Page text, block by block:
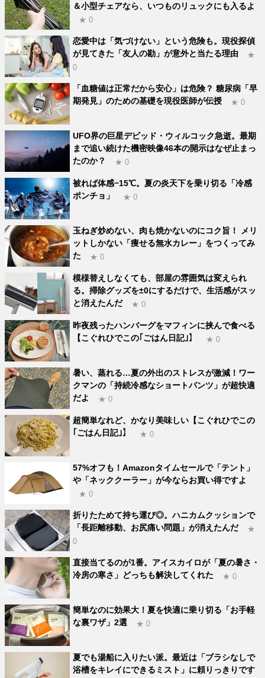
＆小型チェアなら、いつものリュックにも入るよ
★ 0
恋愛中は「気づけない」という危険も。現役探偵
が見てきた「友人の勘」が意外と当たる理由
★
0
「血糖値は正常だから安心」は危険？ 糖尿病「早
期発見」のための基礎を現役医師が伝授
★ 0
UFO界の巨星デビッド・ウィルコック急逝。最期
まで追い続けた機密映像46本の開示はなぜ止まっ
たのか？
★ 0
被れば体感−15℃。夏の炎天下を乗り切る「冷感
ポンチョ」
★ 0
玉ねぎ炒めない、肉も焼かないのにコク旨！ メリ
ットしかない「痩せる無水カレー」をつくってみ
た
★ 0
模様替えしなくても、部屋の雰囲気は変えられ
る。掃除グッズを±0にするだけで、生活感がスッ
と消えたんだ
★ 0
昨夜残ったハンバーグをマフィンに挟んで食べる
【こぐれひでこの｢ごはん日記｣】
★ 0
暑い、蒸れる…夏の外出のストレスが激減！ワー
クマンの「持続冷感なショートパンツ」が超快適
だよ
★ 0
超簡単なれど、かなり美味しい【こぐれひでこの
｢ごはん日記｣】
★ 0
57%オフも！Amazonタイムセールで「テント」
や「ネッククーラー」が今ならお買い得ですよ
★ 0
折りたためて持ち運び◎。ハニカムクッションで
「長距離移動、お尻痛い問題」が消えたんだ
★
0
直接当てるのが1番。アイスカイロが「夏の暑さ・
冷房の寒さ」どっちも解決してくれた
★ 0
簡単なのに効果大！夏を快適に乗り切る「お手軽
な裏ワザ」2選
★ 0
夏でも湯船に入りたい派。最近は「ブラシなしで
浴槽をキレイにできるミスト」に頼りっきりです